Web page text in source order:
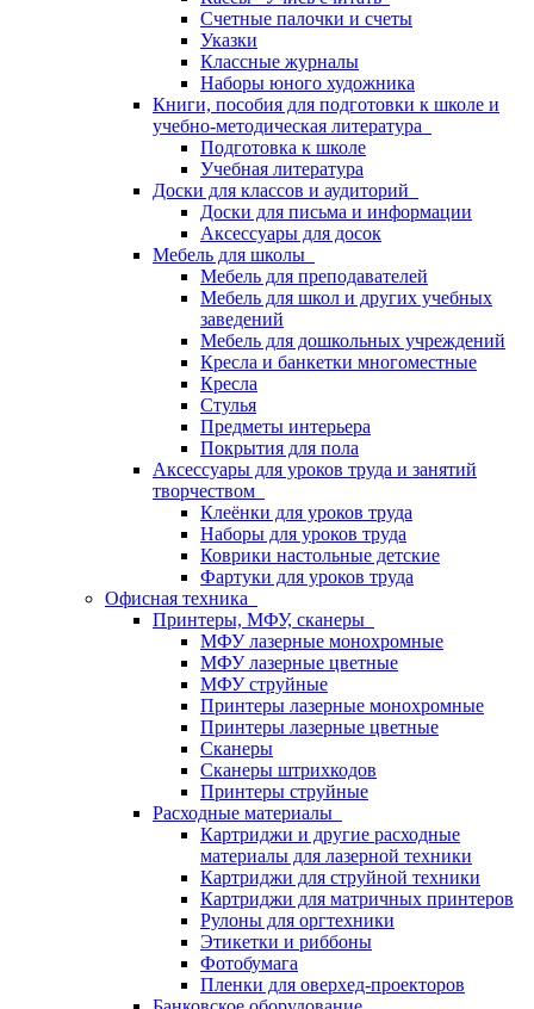
Счетные палочки и счеты
Указки
Классные журналы
Наборы юного художника
Книги, пособия для подготовки к школе и
учебно-методическая литература
Подготовка к школе
Учебная литература
Доски для классов и аудиторий
Доски для письма и информации
Аксессуары для досок
Мебель для школы
Мебель для преподавателей
Мебель для школ и других учебных
заведений
Мебель для дошкольных учреждений
Кресла и банкетки многоместные
Кресла
Стулья
Предметы интерьера
Покрытия для пола
Аксессуары для уроков труда и занятий
творчеством
Клеёнки для уроков труда
Наборы для уроков труда
Коврики настольные детские
Фартуки для уроков труда
Офисная техника
Принтеры, МФУ, сканеры
МФУ лазерные монохромные
МФУ лазерные цветные
МФУ струйные
Принтеры лазерные монохромные
Принтеры лазерные цветные
Сканеры
Сканеры штрихкодов
Принтеры струйные
Расходные материалы
Картриджи и другие расходные
материалы для лазерной техники
Картриджи для струйной техники
Картриджи для матричных принтеров
Рулоны для оргтехники
Этикетки и риббоны
Фотобумага
Пленки для оверхед-проекторов